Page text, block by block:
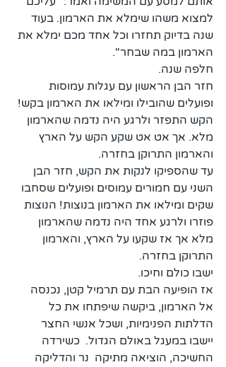
למצוא משהו שימלא את הארמון. בעוד
שנה בדיוק תחזרו וכל אחד מכם ימלא את
הארמון במה שבחר".
חלפה שנה.
חזר הבן הראשון עם עגלות עמוסות
ופועלים שהובילו ומילאו את הארמון בקש!
הקש התפזר ולרגע היה נדמה שהארמון
מלא. אך אט אט שקע הקש על הארץ
והארמון התרוקן בחזרה.
עד שהספיקו לנקות את הקש, חזר הבן
השני עם חמורים עמוסים ופועלים שסחבו
שקים ומילאו את הארמון בנוצות! הנוצות
פוזרו ולרגע אחד היה נדמה שהארמון
מלא אך אז שקעו על הארץ, והארמון
התרוקן בחזרה.
ישבו כולם וחיכו.
אז הופיעה הבת עם תרמיל קטן, נכנסה
אל הארמון, ביקשה שיפתחו את כל
הדלתות הפנימיות, ושכל אנשי החצר
יישבו במעגל באולם הגדול.  כשירדה
החשיכה, הוציאה מתיקה  נר והדליקה